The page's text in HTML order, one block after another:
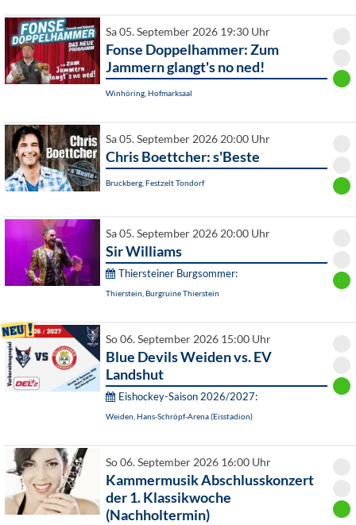
Sa 05. September 2026 19:30 Uhr
Fonse Doppelhammer: Zum
Jammern glangt's no ned!
Winhöring, Hofmarksaal
Sa 05. September 2026 20:00 Uhr
Chris Boettcher: s'Beste
Bruckberg, Festzelt Tondorf
Sa 05. September 2026 20:00 Uhr
Sir Williams
Thiersteiner Burgsommer:
Thierstein, Burgruine Thierstein
So 06. September 2026 15:00 Uhr
Blue Devils Weiden vs. EV
Landshut
Eishockey-Saison 2026/2027:
Weiden, Hans-Schröpf-Arena (Eisstadion)
So 06. September 2026 16:00 Uhr
Kammermusik Abschlusskonzert
der 1. Klassikwoche
(Nachholtermin)